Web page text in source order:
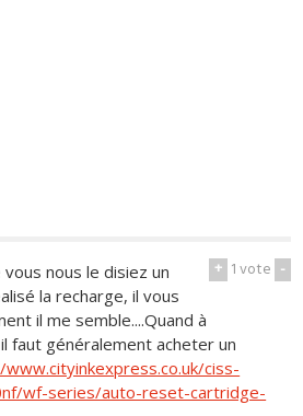
+ 1vote -
nous le disiez un
la recharge, il vous
il me semble....Quand à
faut généralement acheter un
ciss-
wf-series/auto-reset-cartridge-